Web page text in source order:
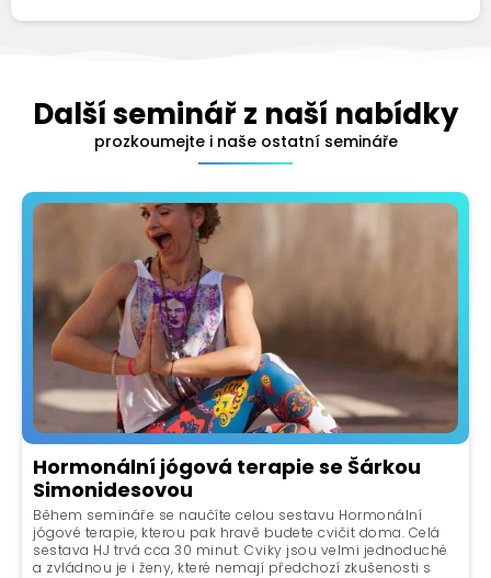
Další seminář z naší nabídky
prozkoumejte i naše ostatní semináře
Hormonální jógová terapie se Šárkou
Simonidesovou
Během semináře se naučíte celou sestavu Hormonální
jógové terapie, kterou pak hravě budete cvičit doma. Celá
sestava HJ trvá cca 30 minut. Cviky jsou velmi jednoduché
a zvládnou je i ženy, které nemají předchozí zkušenosti s